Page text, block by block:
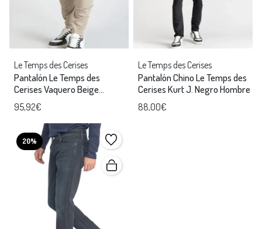
Le Temps des Cerises
Pantalón Le Temps des
Cerises Vaquero Beige
hombre
95,92€
Le Temps des Cerises
Pantalón Chino Le Temps des
Cerises Kurt J. Negro Hombre
88,00€
20%